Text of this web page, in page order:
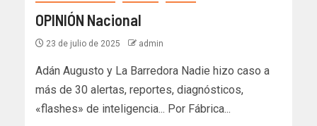
OPINIÓN Nacional
23 de julio de 2025 admin
Adán Augusto y La Barredora Nadie hizo caso a
más de 30 alertas, reportes, diagnósticos,
«flashes» de inteligencia... Por Fábrica...